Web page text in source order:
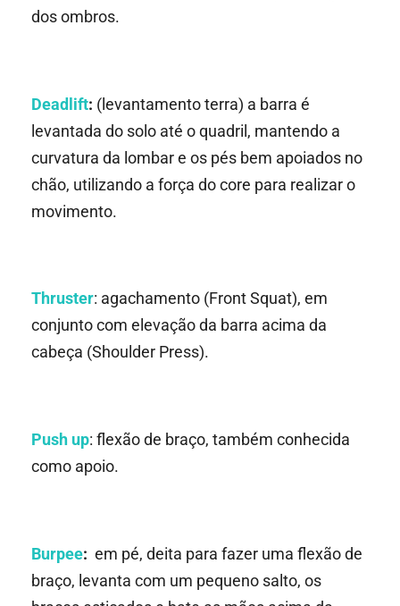
dos ombros.
Deadlift: (levantamento terra) a barra é
levantada do solo até o quadril, mantendo a
curvatura da lombar e os pés bem apoiados no
chão, utilizando a força do core para realizar o
movimento.
Thruster: agachamento (Front Squat), em
conjunto com elevação da barra acima da
cabeça (Shoulder Press).
Push up: flexão de braço, também conhecida
como apoio.
Burpee: em pé, deita para fazer uma flexão de
braço, levanta com um pequeno salto, os